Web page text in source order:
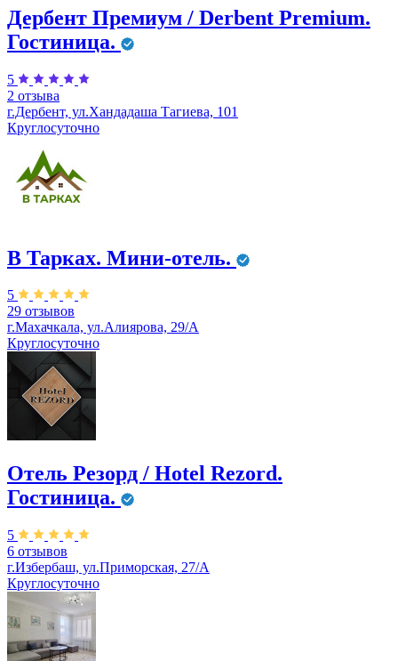
Дербент Премиум / Derbent Premium.
Гостиница.
5
2 отзыва
г.Дербент, ул.​Хандадаша Тагиева, 101
Круглосуточно
В Тарках. Мини-отель.
5
29 отзывов
г.Махачкала, ул.Алиярова, 29/А
Круглосуточно
Отель Резорд / Hotel Rezord.
Гостиница.
5
6 отзывов
г.Избербаш, ул.Приморская, 27/А
Круглосуточно